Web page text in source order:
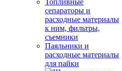
Топливные
сепараторы и
расходные материалы
к ним, фильтры,
съемники
Паяльники и
расходные материалы
для пайки